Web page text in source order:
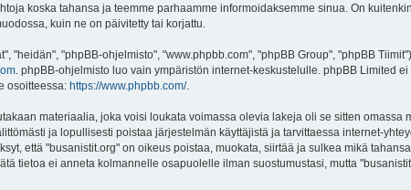
koska tahansa ja teemme parhaamme informoidaksemme sinua. On
kuin ne on päivitetty tai korjattu.
"heidän", "phpBB-ohjelmisto", "www.phpbb.com", "phpBB Group", "phpBB
. phpBB-ohjelmisto luo vain ympäristön internet-keskustelulle. phpBB Limited
osoitteessa: https://www.phpbb.com/.
materiaalia, joka voisi loukata voimassa olevia lakeja oli se sitten omassa
ja lopullisesti poistaa järjestelmän käyttäjistä ja tarvittaessa internet-
että "busanistit.org" on oikeus poistaa, muokata, siirtää ja sulkea mikä
tietoa ei anneta kolmannelle osapuolelle ilman suostumustasi, mutta